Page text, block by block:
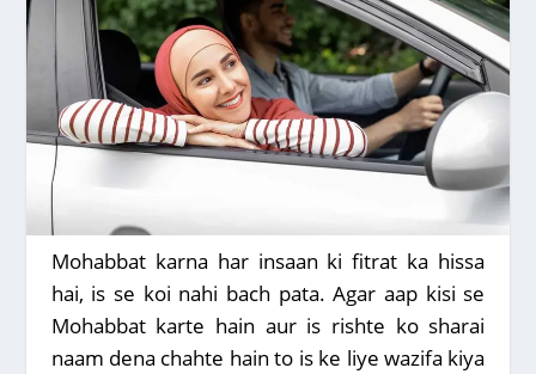
Mohabbat karna har insaan ki fitrat ka hissa
hai, is se koi nahi bach pata. Agar aap kisi se
Mohabbat karte hain aur is rishte ko sharai
naam dena chahte hain to is ke liye wazifa kiya